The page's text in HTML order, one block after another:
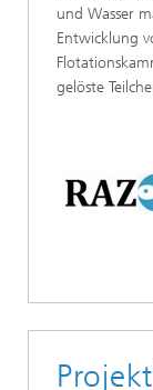
und Wasser
Entwicklung
gelöste